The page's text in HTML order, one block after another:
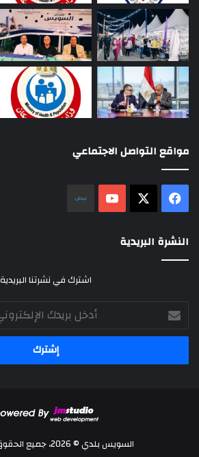
مواقع التواصل الاجتماعي
فيسبوك ‫YouTube
النشرة البريدية
اشترك في نشرتنا البريدية
أدخل
بريدك
الإلكتروني
السويس بلدي © 2026، جميع الحقوق محفوظة